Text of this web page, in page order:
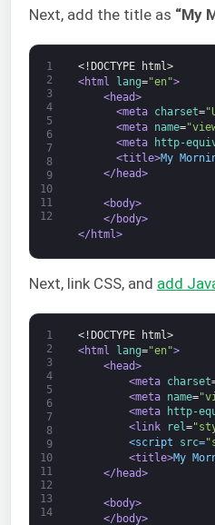
Next, add the title as “My
1
2
3
4
5
6
7
8
9
10
11
12
<!DOCTYPE html>
<html
lang="en">
<head>
<meta charset=
<meta name=
<meta
http-
<title>My
</head>
<body>
</body>
</html>
Next, link CSS, and add
1
2
3
4
5
6
7
8
9
10
11
12
13
14
<!DOCTYPE html>
<html
lang="en">
<head>
<meta charset
<meta name=
<meta
http-
<link
rel=
<script
src=
<title>My
</head>
<body>
</body>